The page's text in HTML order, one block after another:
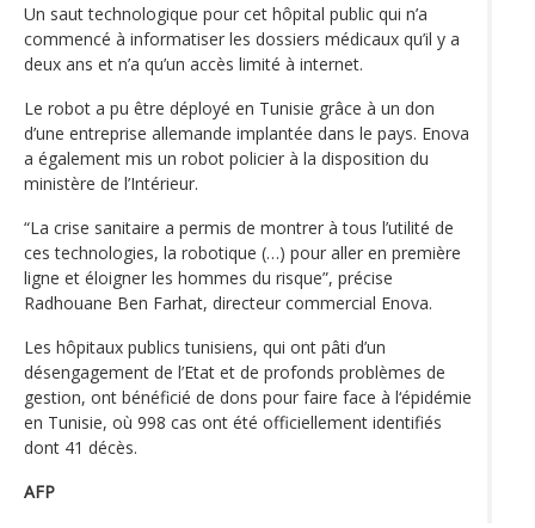
Un saut technologique pour cet hôpital public qui n’a
commencé à informatiser les dossiers médicaux qu’il y a
deux ans et n’a qu’un accès limité à internet.
Le robot a pu être déployé en Tunisie grâce à un don
d’une entreprise allemande implantée dans le pays. Enova
a également mis un robot policier à la disposition du
ministère de l’Intérieur.
“La crise sanitaire a permis de montrer à tous l’utilité de
ces technologies, la robotique (…) pour aller en première
ligne et éloigner les hommes du risque”, précise
Radhouane Ben Farhat, directeur commercial Enova.
Les hôpitaux publics tunisiens, qui ont pâti d’un
désengagement de l’Etat et de profonds problèmes de
gestion, ont bénéficié de dons pour faire face à l‘épidémie
en Tunisie, où 998 cas ont été officiellement identifiés
dont 41 décès.
AFP